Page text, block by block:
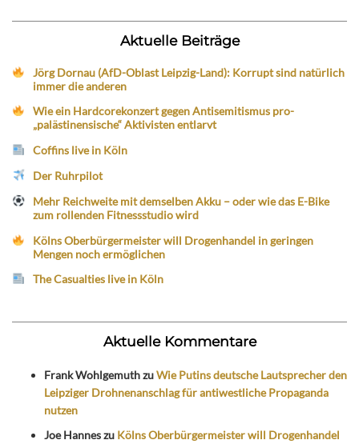
Aktuelle Beiträge
Jörg Dornau (AfD-Oblast Leipzig-Land): Korrupt sind natürlich
immer die anderen
Wie ein Hardcorekonzert gegen Antisemitismus pro-
„palästinensische“ Aktivisten entlarvt
Coffins live in Köln
Der Ruhrpilot
Mehr Reichweite mit demselben Akku – oder wie das E-Bike
zum rollenden Fitnessstudio wird
Kölns Oberbürgermeister will Drogenhandel in geringen
Mengen noch ermöglichen
The Casualties live in Köln
Aktuelle Kommentare
Frank WohlgemuthzuWie Putins deutsche Lautsprecher den
Leipziger Drohnenanschlag für antiwestliche Propaganda
nutzen
Joe Hanneszu Kölns Oberbürgermeister will Drogenhandel